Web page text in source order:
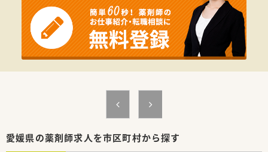
■一般教育として、社会人の基礎から学ぶ事が出来ます。
■薬剤師としての知識・技術・カウンセリングスキルを身につけ
るための専門研修も用意しています。
■1人ひとりの成長と学習の機会支援する
キャリア支援研修もございます。
＜法人概要＞
にも幅広く出店しています。
■全国に278店舗を展開中の企業です。
な取り組みも実施しています。
■年中無休(365日）毎日夜遅くまで処方箋をもってくるという事
愛媛県の薬剤師求人を市区町村から探す